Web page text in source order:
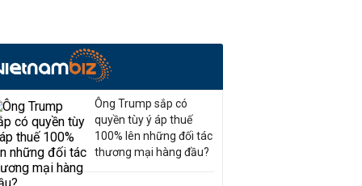
Ông Trump sắp có
quyền tùy ý áp thuế
100% lên những đối tác
thương mại hàng đầu?